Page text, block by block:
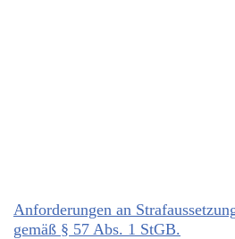
Anforderungen an
gemäß § 57 Abs. 1 StGB.